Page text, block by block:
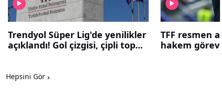
Trendyol Süper Lig'de yenilikler
açıklandı! Gol çizgisi, çipli top...
TFF resmen
hakem
Hepsini Gör